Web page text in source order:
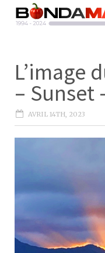
L’image
– Sunset
AVRIL 14TH, 2023